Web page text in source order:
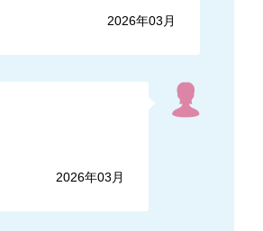
2026年03月
2026年03月